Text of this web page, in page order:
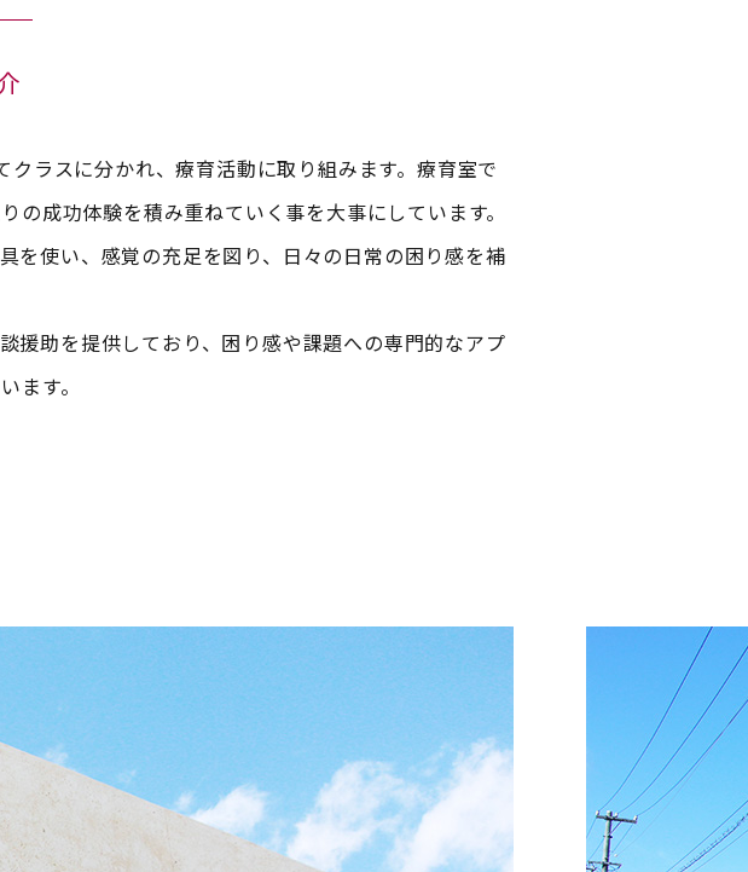
ラスに分かれ、療育活動に取り組みます。療育室で
成功体験を積み重ねていく事を大事にしています。
を使い、感覚の充足を図り、日々の日常の困り感を補
援助を提供しており、困り感や課題への専門的なアプ
ます。